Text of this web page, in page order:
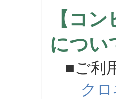
【コ
につ
■ご利
ク